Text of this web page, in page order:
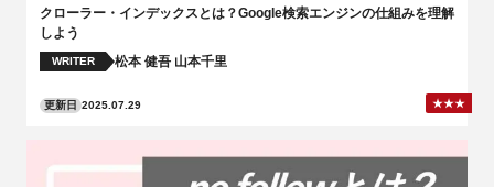
クローラー・インデックスとは？Google検索エンジンの仕組みを理解
しよう
WRITER 松本 健吾 山本千里
更新日 2025.07.29